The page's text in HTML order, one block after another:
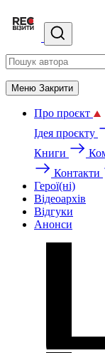
Меню Закрити
Про проєкт
Ідея проєкту
Книги
Контакти
Герої(ні)
Відеоархів
Відгуки
Анонси